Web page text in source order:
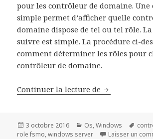
pour les contrôleur de domaine. Une
simple permet d’afficher quelle
domaine dispose de tel ou tel rôle.
suivre est simple. La procédure ci-
comment déterminer les rôles pour
contrôleur de domaine.
Continuer la lecture de Comment
Publié
le
3 octobre 2016 Catégories
Os,Windows
clés
role fsmo,windows server Laisser un